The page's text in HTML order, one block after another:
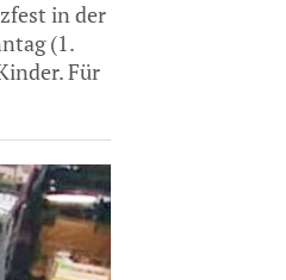
in der
(1.
Für